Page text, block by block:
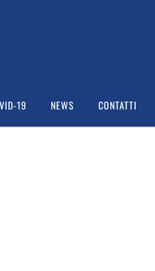
19 NEWS CONTATTI